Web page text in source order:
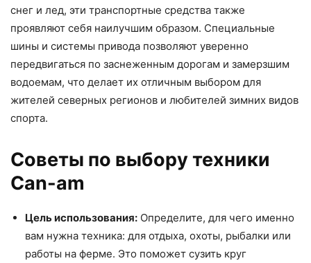
снег и лед, эти транспортные средства также
проявляют себя наилучшим образом. Специальные
шины и системы привода позволяют уверенно
передвигаться по заснеженным дорогам и замерзшим
водоемам, что делает их отличным выбором для
жителей северных регионов и любителей зимних видов
спорта.
Советы по выбору техники
Can-am
Цель использования: Определите, для чего именно
вам нужна техника: для отдыха, охоты, рыбалки или
работы на ферме. Это поможет сузить круг